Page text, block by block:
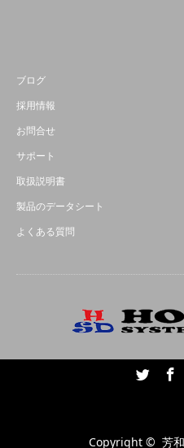
ブログ
採用情報
お問合せ
サポート
取扱説明書
製品のデータシート
よくある質問
Copyright © 芳